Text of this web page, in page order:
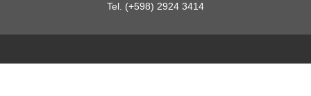
Tel. (+598) 2924 3414